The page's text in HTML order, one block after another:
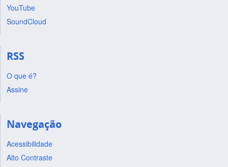
YouTube
SoundCloud
RSS
O que é?
Assine
Navegação
Acessibilidade
Alto Contraste